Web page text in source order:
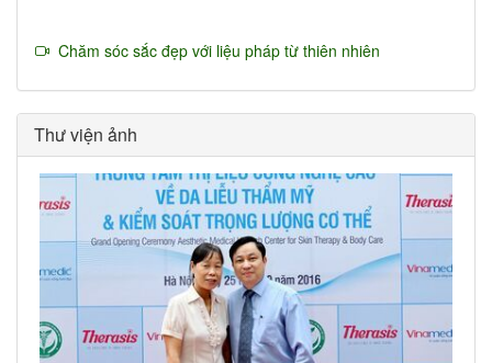
Chăm sóc sắc đẹp với liệu pháp từ thiên nhiên
Thư viện ảnh